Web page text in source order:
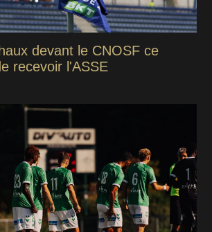
devant le CNOSF ce
recevoir l'ASSE